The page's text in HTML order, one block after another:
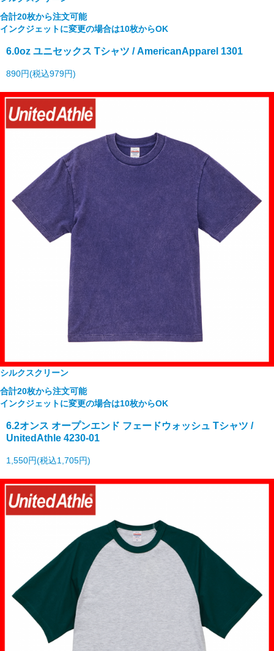
合計20枚から注文可能
インクジェットに変更の場合は10枚からOK
6.0oz ユニセックス Tシャツ / AmericanApparel 1301
890円(税込979円)
シルクスクリーン
合計20枚から注文可能
インクジェットに変更の場合は10枚からOK
6.2オンス オープンエンド フェードウォッシュ Tシャツ /
UnitedAthle 4230-01
1,550円(税込1,705円)